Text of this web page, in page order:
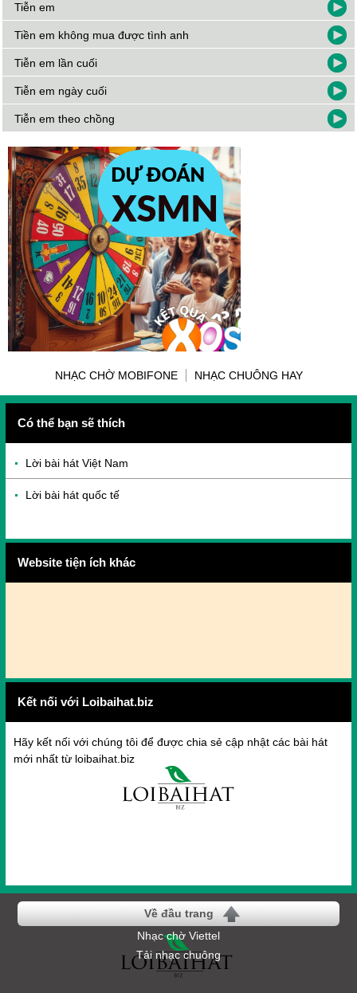
Tiễn em
Tiền em không mua được tình anh
Tiễn em lần cuối
Tiễn em ngày cuối
Tiễn em theo chồng
NHẠC CHỜ MOBIFONE NHẠC CHUÔNG HAY
Có thể bạn sẽ thích
Lời bài hát Việt Nam
Lời bài hát quốc tế
Website tiện ích khác
Kết nối với Loibaihat.biz
Hãy kết nối với chúng tôi để được chia sẻ cập nhật các bài hát
mới nhất từ loibaihat.biz
Về đầu trang
Nhạc chờ Viettel
Tải nhạc chuông